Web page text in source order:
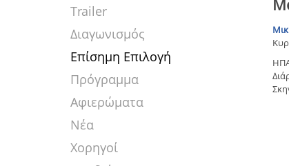
Trailer
Διαγωνισμός
Επίσημη Επιλογή
Πρόγραμμα
Αφιερώματα
Νέα
Χορηγοί